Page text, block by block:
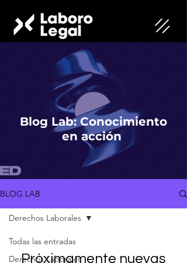
Blog Lab: Conocimiento
en acción
BLOG LAB
Todas las entradas
Derechos Laborales
Derechos Laborales
Próximamente nuevas